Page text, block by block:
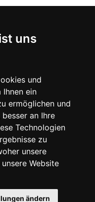
uns
und
Ihnen ein
ermöglichen und
an Ihre
Technologien
zu
unsere
Website
ändern